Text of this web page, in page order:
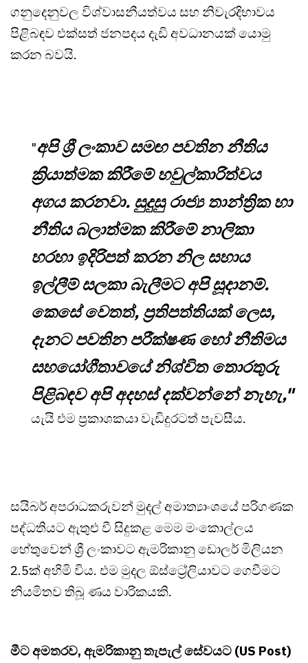
ගනුදෙනුවල විශ්වාසනීයත්වය සහ නිවැරදිභාවය
පිළිබඳව එක්සත් ජනපදය දැඩි අවධානයක් යොමු
කරන බවයි.
"අපි ශ්‍රී ලංකාව සමඟ පවතින නීතිය
ක්‍රියාත්මක කිරීමේ හවුල්කාරිත්වය
අගය කරනවා. සුදුසු රාජ්‍ය තාන්ත්‍රික හා
නීතිය බලාත්මක කිරීමේ නාලිකා
හරහා ඉදිරිපත් කරන නිල සහාය
ඉල්ලීම් සලකා බැලීමට අපි සූදානම්.
කෙසේ වෙතත්, ප්‍රතිපත්තියක් ලෙස,
දැනට පවතින පරීක්ෂණ හෝ නීතිමය
සහයෝගීතාවයේ නිශ්චිත තොරතුරු
පිළිබඳව අපි අදහස් දක්වන්නේ නැහැ,"
යැයි එම ප්‍රකාශකයා වැඩිදුරටත් පැවසීය.
සයිබර් අපරාධකරුවන් මුදල් අමාත්‍යාංශයේ පරිගණක
පද්ධතියට ඇතුළු වී සිදුකළ මෙම මංකොල්ලය
හේතුවෙන් ශ්‍රී ලංකාවට ඇමරිකානු ඩොලර් මිලියන
2.5ක් අහිමි විය. එම මුදල ඕස්ට්‍රේලියාවට ගෙවීමට
නියමිතව තිබූ ණය වාරිකයකි.
මීට අමතරව, ඇමරිකානු තැපැල් සේවයට (US Post)